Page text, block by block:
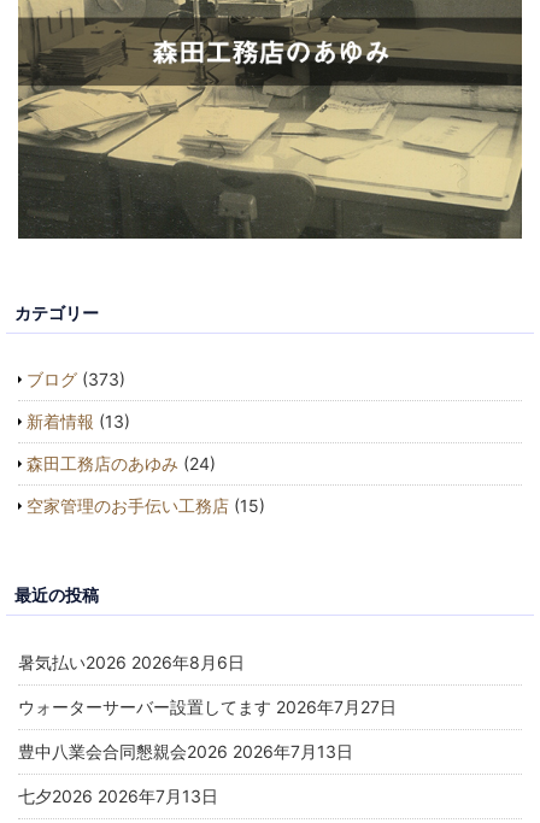
カテゴリー
ブログ (373)
新着情報 (13)
森田工務店のあゆみ (24)
空家管理のお手伝い工務店 (15)
最近の投稿
暑気払い2026 2026年8月6日
ウォーターサーバー設置してます 2026年7月27日
豊中八業会合同懇親会2026 2026年7月13日
七夕2026 2026年7月13日